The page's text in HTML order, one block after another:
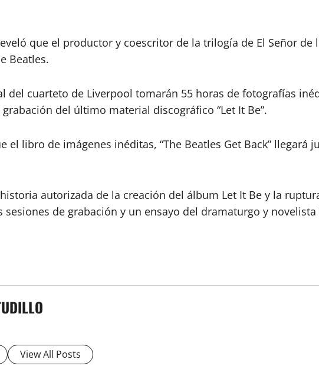
que el productor y coescritor de la trilogía de El Señor de
Beatles.
del cuarteto de Liverpool tomarán 55 horas de fotografías
del último material discográfico “Let It Be”.
el libro de imágenes inéditas, “The Beatles Get Back”
autorizada de la creación del álbum Let It Be y la
de grabación y un ensayo del dramaturgo y novelista
View All Posts